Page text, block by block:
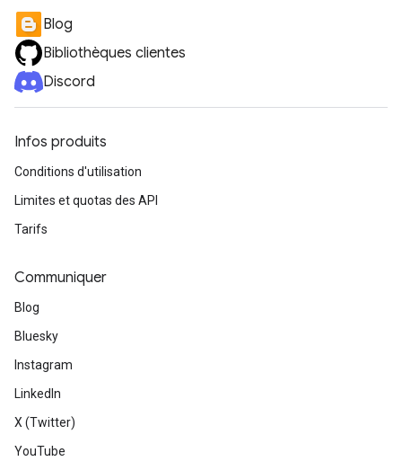
Blog
Bibliothèques clientes
Discord
Infos produits
Conditions d'utilisation
Limites et quotas des API
Tarifs
Communiquer
Blog
Bluesky
Instagram
LinkedIn
X (Twitter)
YouTube